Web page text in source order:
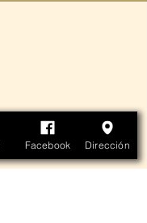
Facebook Dirección